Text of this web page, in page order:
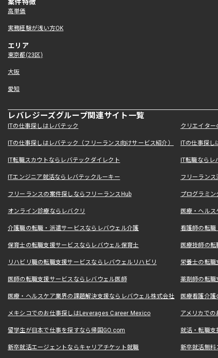
案件特徴
高単価
実務経験が浅い方OK
エリア
東京都(23区)
大阪
愛知
レバレジーズグループ関連サイト一覧
ITの仕事探しはレバテック クリエイタ
ITの仕事探しはレバテック（フリーランス向けサービス紹介） ITの仕事探
IT転職スカウトならレバテックダイレクト IT転職なら
ITエンジニア就活ならレバテックルーキー フリーラン
フリーランスの案件探しならフリーランスHub プログラミ
オンライン診療ならレバクリ 医療・ヘル
介護職の転職・派遣サービスならレバウェル介護 看護師の転
保育士の転職支援サービスならレバウェル保育士 医療技師の
リハビリ職の転職支援サービスならレバウェルリハビリ 栄養士の転
医師の転職支援サービスならレバウェル医師 薬剤師の転
医療・ヘルスケア業界の課題解決支援ならレバウェル株式会社 医療看護介
メキシコでのお仕事探しはLeverages Career Mexico アメリカで
留学生が日本で仕事を探すなら帰国GO.com 就活・転職
新卒就活エージェントならキャリアチケット就職 新卒就活無料